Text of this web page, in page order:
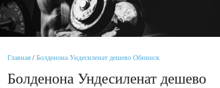
Главная / Болденона Ундесиленат дешево Обнинск
Болденона Ундесиленат дешево